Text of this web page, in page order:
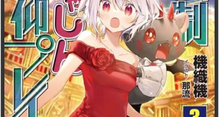
o
n
y s
d p.
io